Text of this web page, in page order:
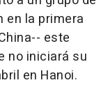
en la primera
este
no iniciará su
en Hanoi.